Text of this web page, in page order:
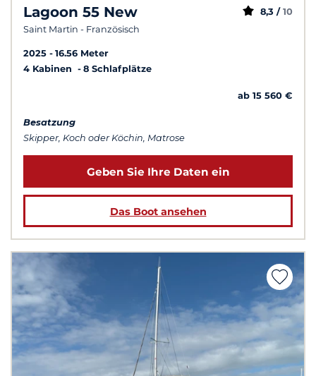
Lagoon 55 New
Saint Martin - Französisch
8,3 / 10
2025
16.56 Meter
4 Kabinen
8 Schlafplätze
ab 15 560 €
Besatzung
Skipper, Koch oder Köchin, Matrose
Geben Sie Ihre Daten ein
Das Boot ansehen